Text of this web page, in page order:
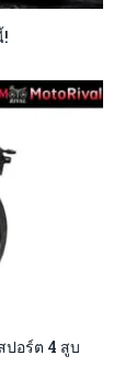
ปอร์ต 4 สูบ